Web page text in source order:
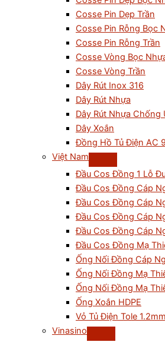
Cosse Pin Dẹp Trần
Cosse Pin Rỗng Bọc
Cosse Pin Rỗng Trần
Cosse Vòng Bọc
Cosse Vòng Trần
Dây Rút Inox 316
Dây Rút Nhựa
Dây Rút Nhựa Chống
Dây Xoắn
Đồng Hồ Tủ Điện AC
Việt Nam
Đầu Cos Đồng 1 Lỗ
Đầu Cos Đồng Cáp
Đầu Cos Đồng Cáp
Đầu Cos Đồng Cáp
Đầu Cos Đồng Cáp
Đầu Cos Đồng Mạ
Ống Nối Đồng Cáp
Ống Nối Đồng Mạ
Ống Nối Đồng Mạ
Ống Xoắn HDPE
Vỏ Tủ Điện Tole 1.2mm
Vinasino